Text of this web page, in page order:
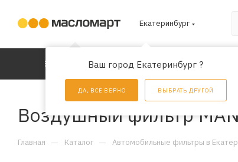
Екатеринбург
Ваш город Екатеринбург ?
ДА, ВСЕ ВЕРНО ВЫБРАТЬ ДРУГОЙ
КАТАЛОГ АКЦИИ
Воздушный фильтр
Главная — Каталог — Автомобильные фильтры в